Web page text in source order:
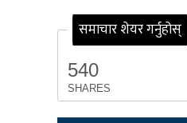
समाचार शेयर गर्नुहोस्
540
SHARES